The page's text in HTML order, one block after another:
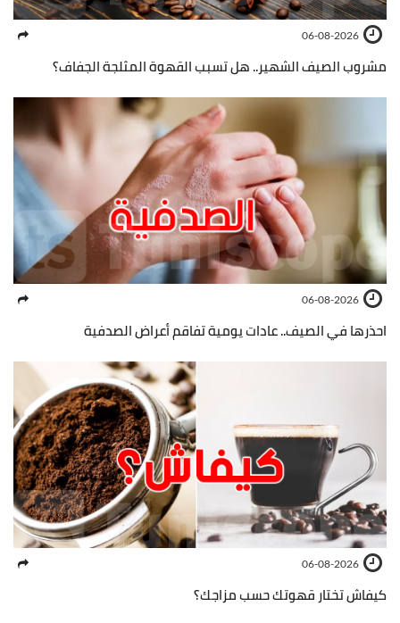
06-08-2026
مشروب الصيف الشهير.. هل تسبب القهوة المثلجة الجفاف؟
06-08-2026
احذرها في الصيف.. عادات يومية تفاقم أعراض الصدفية
06-08-2026
كيفاش تختار قهوتك حسب مزاجك؟